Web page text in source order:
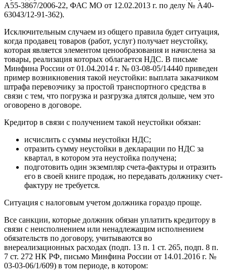
А55-3867/2006-22, ФАС МО от 12.02.2013 г. по делу № А40-
63043/12-91-362).
Исключительным случаем из общего правила будет ситуация,
когда продавец товаров (работ, услуг) получает неустойку,
которая является элементом ценообразования и начислена за
товары, реализация которых облагается НДС. В письме
Минфина России от 01.04.2014 г. № 03-08-05/14440 приведен
пример возникновения такой неустойки: выплата заказчиком
штрафа перевозчику за простой транспортного средства в
связи с тем, что погрузка и разгрузка длятся дольше, чем это
оговорено в договоре.
Кредитор в связи с получением такой неустойки обязан:
исчислить с суммы неустойки НДС;
отразить сумму неустойки в декларации по НДС за
квартал, в котором эта неустойка получена;
подготовить один экземпляр счета-фактуры и отразить
его в своей книге продаж, но передавать должнику счет-
фактуру не требуется.
Ситуация с налоговым учетом должника гораздо проще.
Все санкции, которые должник обязан уплатить кредитору в
связи с неисполнением или ненадлежащим исполнением
обязательств по договору, учитываются во
внереализационных расходах (подп. 13 п. 1 ст. 265, подп. 8 п.
7 ст. 272 НК РФ, письмо Минфина России от 14.01.2016 г. №
03-03-06/1/609) в том периоде, в котором: